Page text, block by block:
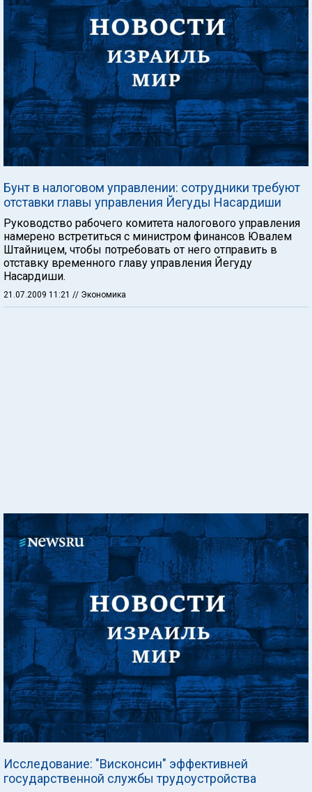
Бунт в налоговом управлении: сотрудники требуют
отставки главы управления Йегуды Насардиши
Руководство рабочего комитета налогового управления
намерено встретиться с министром финансов Ювалем
Штайницем, чтобы потребовать от него отправить в
отставку временного главу управления Йегуду
Насардиши.
21.07.2009 11:21 // Экономика
Исследование: "Висконсин" эффективней
государственной службы трудоустройства